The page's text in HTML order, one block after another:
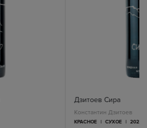
Дзитоев Сира
Константин Дзитоев
КРАСНОЕ | СУХОЕ | 2022